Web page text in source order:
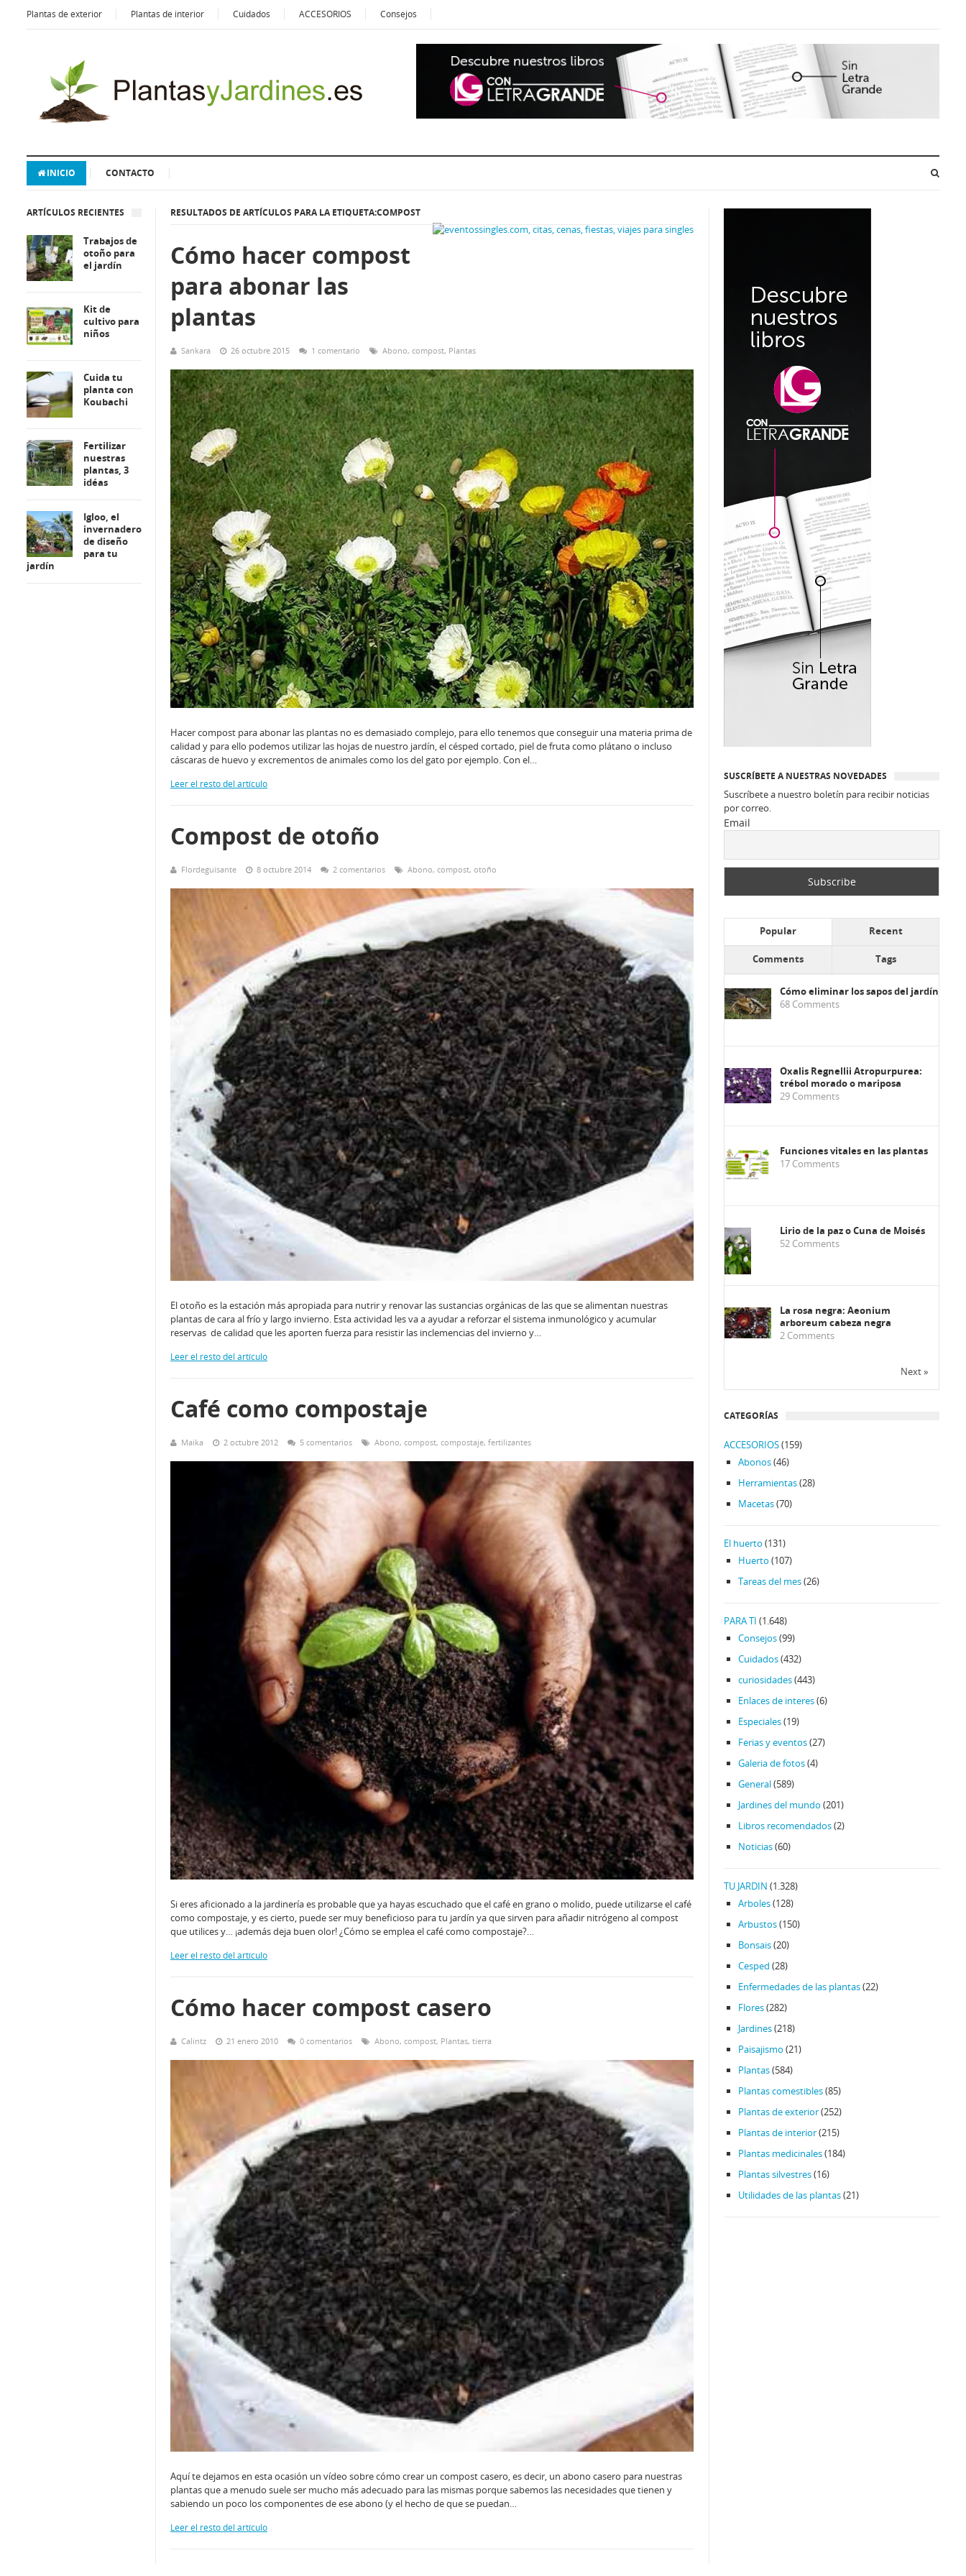
Plantas de exterior Plantas de interior Cuidados ACCESORIOS Consejos
INICIO CONTACTO
RESULTADOS DE ARTÍCULOS PARA LA ETIQUETA:COMPOST
Cómo hacer compost
para abonar las
plantas
Sankara 26 octubre 2015 1 comentario Abono, compost, Plantas
Hacer compost para abonar las plantas no es demasiado complejo, para ello tenemos que conseguir una materia prima de
calidad y para ello podemos utilizar las hojas de nuestro jardín, el césped cortado, piel de fruta como plátano o incluso
cáscaras de huevo y excrementos de animales como los del gato por ejemplo. Con el…
Leer el resto del artículo
Compost de otoño
Flordeguisante 8 octubre 2014 2 comentarios Abono, compost, otoño
El otoño es la estación más apropiada para nutrir y renovar las sustancias orgánicas de las que se alimentan nuestras
plantas de cara al frío y largo invierno. Esta actividad les va a ayudar a reforzar el sistema inmunológico y acumular
reservas de calidad que les aporten fuerza para resistir las inclemencias del invierno y…
Leer el resto del artículo
Café como compostaje
Maika 2 octubre 2012 5 comentarios Abono, compost, compostaje, fertilizantes
Si eres aficionado a la jardinería es probable que ya hayas escuchado que el café en grano o molido, puede utilizarse el café
como compostaje, y es cierto, puede ser muy beneficioso para tu jardín ya que sirven para añadir nitrógeno al compost
que utilices y… ¡además deja buen olor! ¿Cómo se emplea el café como compostaje?…
Leer el resto del artículo
Cómo hacer compost casero
Calintz 21 enero 2010 0 comentarios Abono, compost, Plantas, tierra
Aquí te dejamos en esta ocasión un vídeo sobre cómo crear un compost casero, es decir, un abono casero para nuestras
plantas que a menudo suele ser mucho más adecuado para las mismas porque sabemos las necesidades que tienen y
sabiendo un poco los componentes de ese abono (y el hecho de que se puedan…
Leer el resto del artículo
ARTÍCULOS RECIENTES
Trabajos de
otoño para
el jardín
Kit de
cultivo para
niños
Cuida tu
planta con
Koubachi
Fertilizar
nuestras
plantas, 3
idéas
Igloo, el
invernadero
de diseño
para tu
jardín
SUSCRÍBETE A NUESTRAS NOVEDADES
Suscríbete a nuestro boletín para recibir noticias
por correo.
Email
Popular Recent
Comments Tags
Cómo eliminar los sapos del jardín
68 Comments
Oxalis Regnellii Atropurpurea:
trébol morado o mariposa
29 Comments
Funciones vitales en las plantas
17 Comments
Lirio de la paz o Cuna de Moisés
52 Comments
La rosa negra: Aeonium
arboreum cabeza negra
2 Comments
Next »
CATEGORÍAS
ACCESORIOS(159)
Abonos(46)
Herramientas(28)
Macetas(70)
El huerto (131)
Huerto (107)
Tareas del mes(26)
PARA TI (1.648)
Consejos(99)
Cuidados(432)
curiosidades(443)
Enlaces de interes(6)
Especiales(19)
Ferias y eventos(27)
Galeria de fotos(4)
General(589)
Jardines del mundo (201)
Libros recomendados(2)
Noticias(60)
TU JARDIN (1.328)
Arboles(128)
Arbustos(150)
Bonsais(20)
Cesped (28)
Enfermedades de las plantas(22)
Flores(282)
Jardines(218)
Paisajismo (21)
Plantas(584)
Plantas comestibles(85)
Plantas de exterior(252)
Plantas de interior(215)
Plantas medicinales(184)
Plantas silvestres(16)
Utilidades de las plantas(21)